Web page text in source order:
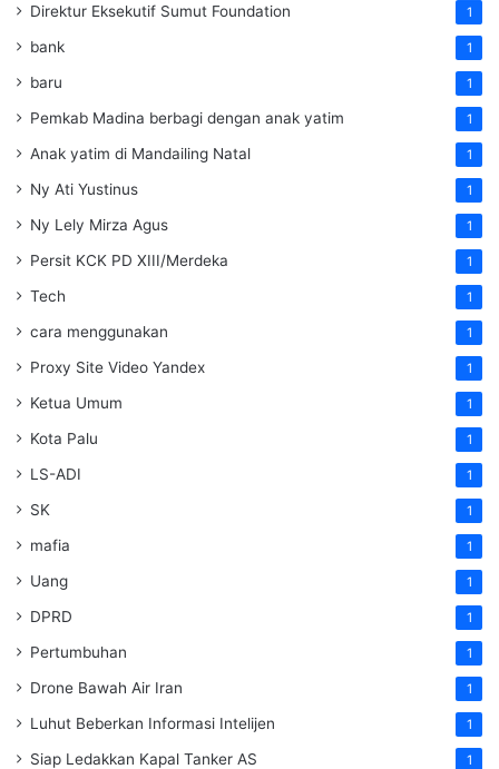
Direktur Eksekutif Sumut Foundation 1
bank 1
baru 1
Pemkab Madina berbagi dengan anak yatim 1
Anak yatim di Mandailing Natal 1
Ny Ati Yustinus 1
Ny Lely Mirza Agus 1
Persit KCK PD XIII/Merdeka 1
Tech 1
cara menggunakan 1
Proxy Site Video Yandex 1
Ketua Umum 1
Kota Palu 1
LS-ADI 1
SK 1
mafia 1
Uang 1
DPRD 1
Pertumbuhan 1
Drone Bawah Air Iran 1
Luhut Beberkan Informasi Intelijen 1
Siap Ledakkan Kapal Tanker AS 1